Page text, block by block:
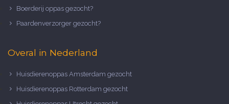
Boerderij oppas gezocht?
Paardenverzorger gezocht?
Overal in Nederland
Huisdierenoppas Amsterdam gezocht
Huisdierenoppas Rotterdam gezocht